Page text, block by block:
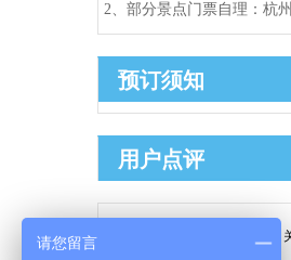
2、部分景点门票自理：杭
预订须知
用户点评
请您留言